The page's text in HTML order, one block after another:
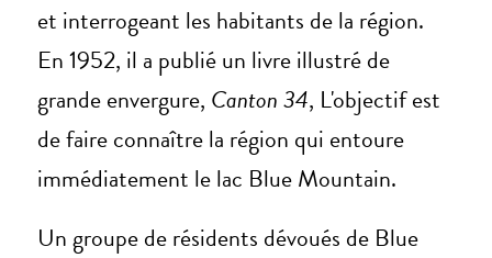
et interrogeant les habitants de la région.
En 1952, il a publié un livre illustré de
grande envergure, Canton 34, L'objectif est
de faire connaître la région qui entoure
immédiatement le lac Blue Mountain.
Un groupe de résidents dévoués de Blue